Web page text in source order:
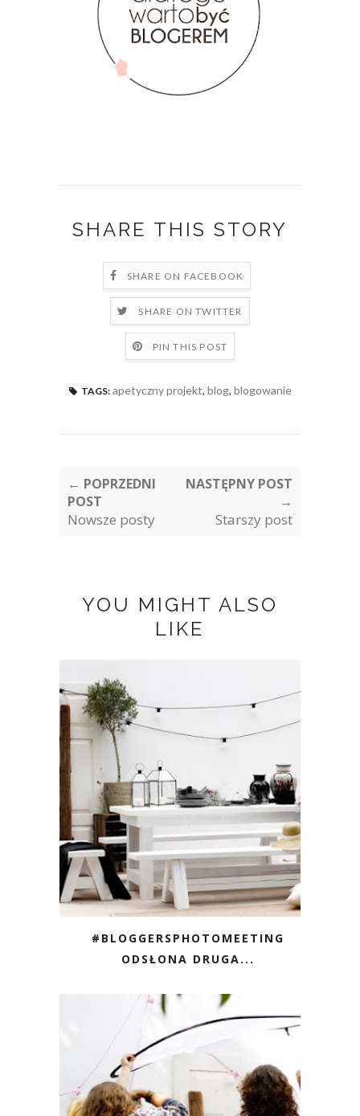
SHARE THIS STORY
SHARE ON FACEBOOK
SHARE ON TWITTER
PIN THIS POST
TAGS: apetyczny projekt, blog, blogowanie
← POPRZEDNI
POST
Nowsze posty
NASTĘPNY POST
→
Starszy post
YOU MIGHT ALSO
LIKE
#BLOGGERSPHOTOMEETING
ODSŁONA DRUGA...